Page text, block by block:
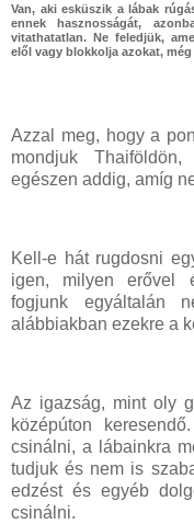
Van, aki esküszik a lábak
ennek hasznosságát,
vitathatatlan. Ne feledjük,
elől vagy blokkolja azokat,
Azzal meg, hogy a
mondjuk
egészen addig, amíg
Kell-e hát rugdosni
igen, milyen erővel
fogjunk egyáltalán
alábbiakban ezekre a
Az igazság, mint oly
középúton
csinálni, a lábainkra
tudjuk és nem is
edzést és egyéb
csinálni.